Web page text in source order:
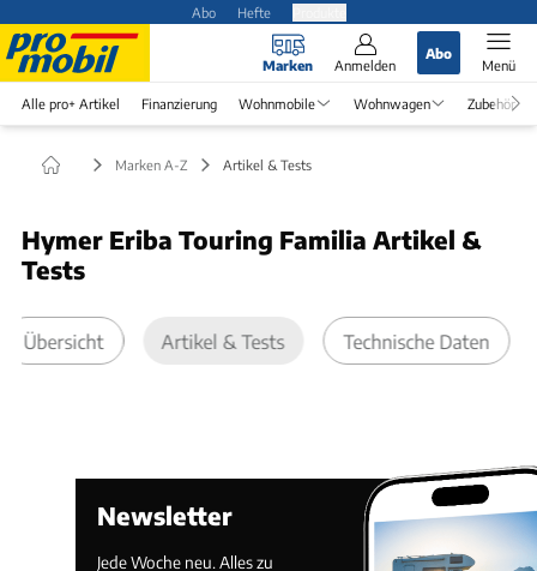
Abo Hefte
Marken Anmelden
Abo
Menü
Alle pro+ Artikel Finanzierung Wohnmobile Wohnwagen Zubehör
Marken A-Z Artikel & Tests
Hymer Eriba Touring Familia Artikel &
Tests
Übersicht Artikel & Tests Technische Daten
Newsletter
Jede Woche neu. Alles zu